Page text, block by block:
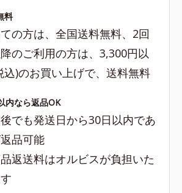
料
の方は、全国送料無料、2回
のご利用の方は、3,300円以
込)のお買い上げで、送料無料
内なら返品OK
でも発送日から30日以内であ
品可能
返送料はオルビスが負担いた